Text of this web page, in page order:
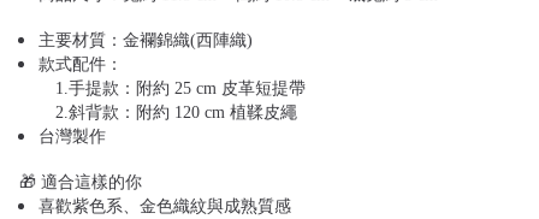
主要材質：金襴錦織(西陣織)
款式配件：
1.手提款：附約 25 cm 皮革短提帶
2.斜背款：附約 120 cm 植鞣皮繩
台灣製作
🎁 適合這樣的你
喜歡紫色系、金色織紋與成熟質感